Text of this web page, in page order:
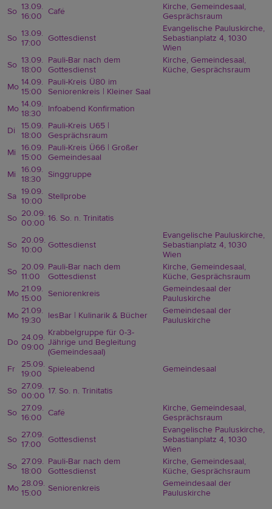
So 13.09.
16:00
Café
Kirche, Gemeindesaal,
Gesprächsraum
So 13.09.
17:00
Gottesdienst
Evangelische Pauluskirche,
Sebastianplatz 4, 1030
Wien
So 13.09.
18:00
Pauli-Bar nach dem
Gottesdienst
Kirche, Gemeindesaal,
Küche, Gesprächsraum
Mo 14.09.
15:00
Pauli-Kreis Ü80 im
Seniorenkreis | Kleiner Saal
Mo 14.09.
18:30
Infoabend Konfirmation
Di
15.09.
18:00
Pauli-Kreis U65 |
Gesprächsraum
Mi 16.09.
15:00
Pauli-Kreis Ü66 | Großer
Gemeindesaal
Mi 16.09.
18:30
Singgruppe
Sa 19.09.
10:00 Stellprobe
So 20.09.
00:00 16. So. n. Trinitatis
So 20.09.
10:00 Gottesdienst
Evangelische Pauluskirche,
Sebastianplatz 4, 1030
Wien
So 20.09.
11:00
Pauli-Bar nach dem
Gottesdienst
Kirche, Gemeindesaal,
Küche, Gesprächsraum
Mo 21.09.
15:00
Seniorenkreis
Gemeindesaal der
Pauluskirche
Mo 21.09.
19:30
lesBar | Kulinarik & Bücher
Gemeindesaal der
Pauluskirche
Do 24.09.
09:00
Krabbelgruppe für 0-3-
Jährige und Begleitung
(Gemeindesaal)
Fr
25.09.
19:00
Spieleabend Gemeindesaal
So 27.09.
00:00 17. So. n. Trinitatis
So 27.09.
16:00
Café
Kirche, Gemeindesaal,
Gesprächsraum
So 27.09.
17:00
Gottesdienst
Evangelische Pauluskirche,
Sebastianplatz 4, 1030
Wien
So 27.09.
18:00
Pauli-Bar nach dem
Gottesdienst
Kirche, Gemeindesaal,
Küche, Gesprächsraum
Mo 28.09.
15:00
Seniorenkreis
Gemeindesaal der
Pauluskirche